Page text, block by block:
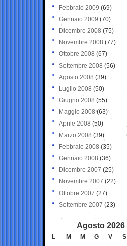
Febbraio 2009 (69)
Gennaio 2009 (70)
Dicembre 2008 (75)
Novembre 2008 (77)
Ottobre 2008 (67)
Settembre 2008 (56)
Agosto 2008 (39)
Luglio 2008 (50)
Giugno 2008 (55)
Maggio 2008(63)
Aprile 2008 (50)
Marzo 2008 (39)
Febbraio 2008 (35)
Gennaio 2008 (36)
Dicembre 2007 (25)
Novembre 2007 (22)
Ottobre 2007 (27)
Settembre 2007 (23)
Agosto 2026
L M M G V S